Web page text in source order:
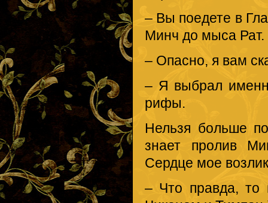
– Вы поедете в
Минч до мыса Рат.
– Опасно, я вам
– Я выбрал
рифы.
Нельзя больше
знает пролив
Сердце мое
– Что правда, то